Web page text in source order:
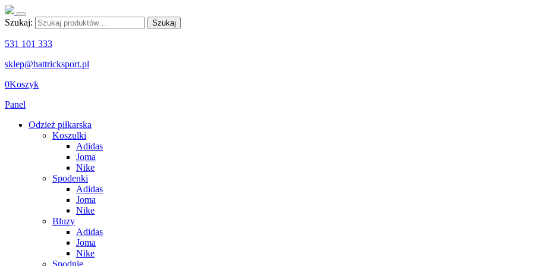
Szukaj: Szukaj
531 101 333
sklep@hattricksport.pl
0Koszyk
Panel
Odzież piłkarska
Koszulki
Adidas
Joma
Nike
Spodenki
Adidas
Joma
Nike
Bluzy
Adidas
Joma
Nike
Spodnie